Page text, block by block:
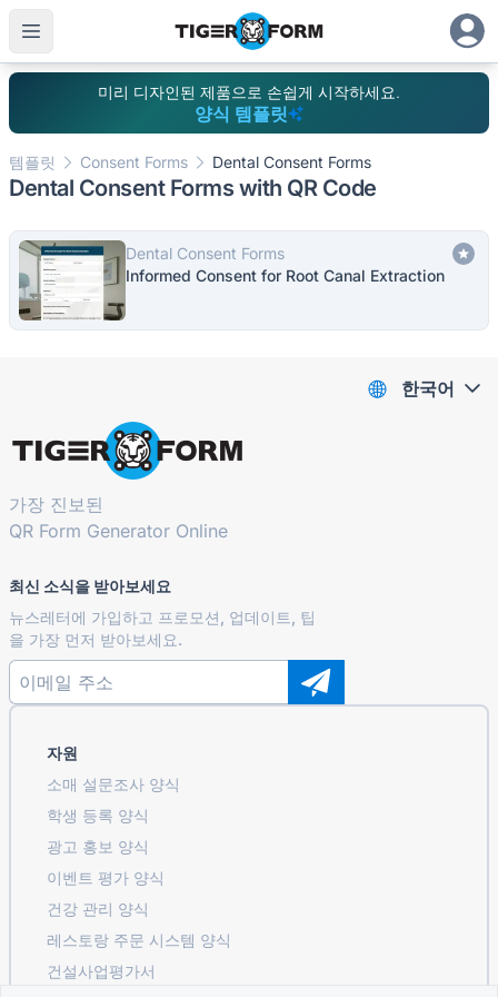
미리 디자인된 제품으로 손쉽게 시작하세요.
양식 템플릿
템플릿 Consent Forms Dental Consent Forms
Dental Consent Forms with QR Code
Dental Consent Forms
Informed Consent for Root Canal Extraction
가장 진보된
QR Form Generator Online
최신 소식을 받아보세요
뉴스레터에 가입하고 프로모션, 업데이트, 팁
을 가장 먼저 받아보세요.
자원
소매 설문조사 양식
학생 등록 ​​양식
광고 홍보 양식
이벤트 평가 양식
건강 관리 양식
레스토랑 주문 시스템 양식
건설사업평가서
한국어